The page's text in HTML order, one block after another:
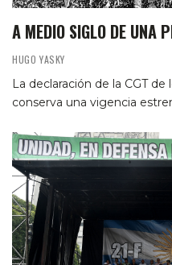
A MEDIO SIGLO DE UNA
HUGO YASKY
La declaración de la CGT
conserva una vigencia